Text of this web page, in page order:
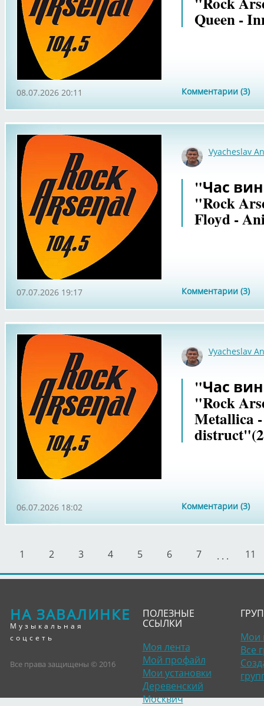
Queen -
Комментарии (3)
08.07.2026 20:11
Vyacheslav
"Час
"Rock
Floyd -
Комментарии (3)
07.07.2026 19:17
Vyacheslav
"Час
"Rock
Metallica
Комментарии (3)
06.07.2026 18:02
1 2 3 4 5 6 7 . . . 11
НА ЗАВАЛИНКЕ
Музыкальная
соцсеть
Все права защищены © 2016
ПОЛЕЗНЫЕ
ССЫЛКИ
Моя лента
Мой профайл
Мои установки
Деревенский
Москвич
Мои
Все